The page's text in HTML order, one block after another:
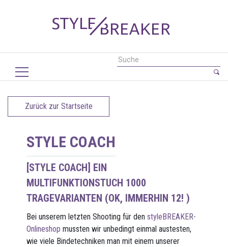
Zurück zur Startseite
STYLE COACH
[STYLE COACH] EIN
MULTIFUNKTIONSTUCH 1000
TRAGEVARIANTEN (OK, IMMERHIN 12! )
Bei unserem letzten Shooting für denstyleBREAKER-
Onlineshop mussten wir unbedingt einmal austesten,
wie viele Bindetechniken man mit einem unserer